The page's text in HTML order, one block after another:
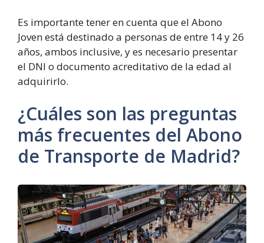
Es importante tener en cuenta que el Abono
Joven está destinado a personas de entre 14 y 26
años, ambos inclusive, y es necesario presentar
el DNI o documento acreditativo de la edad al
adquirirlo.
¿Cuáles son las preguntas
más frecuentes del Abono
de Transporte de Madrid?
Abonos
gratuitos
para
viajar